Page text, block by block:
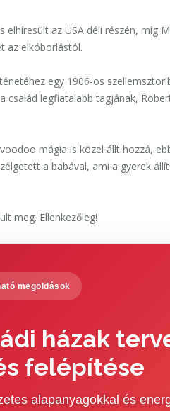
az USA déli részén, míg
az elkóborlástól.
egy 1906-os
legfiatalabb tagjának,
mágia is közel állt hozzá,
a babával, ami a gyerek
meg. Ellenkezőleg!
megoldások
házak
felépítése
alapanyagokkal és